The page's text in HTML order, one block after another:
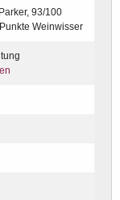
93/100
Weinwisser